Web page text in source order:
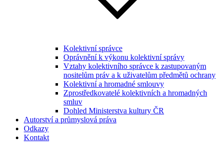
Kolektivní správce
Oprávnění k výkonu kolektivní správy
Vztahy kolektivního správce k zastupovaným
nositelům práv a k uživatelům předmětů ochrany
Kolektivní a hromadné smlouvy
Zprostředkovatelé kolektivních a hromadných
smluv
Dohled Ministerstva kultury ČR
Autorství a průmyslová práva
Odkazy
Kontakt